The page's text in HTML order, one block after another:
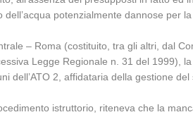
potenzialmente dannose per
– Roma (costituito, tra gli altri, dal
Legge Regionale n. 31 del 1999),
2, affidataria della gestione
istruttorio, riteneva che la